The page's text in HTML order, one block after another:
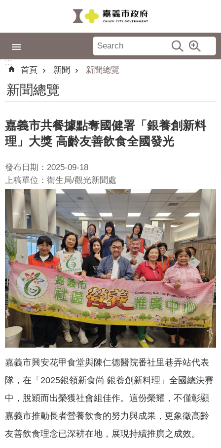
政
專
區
城
品
牌
識
嘉
義
新
聞
活
動
公
告
機
關
網
站
便
民
服
絡
:::
首頁
新聞 新聞總覽
新聞總覽
嘉義市共餐據點奪國健署「銀養創新料
理」大獎 高齡友善飲食全國發光
發布日期：2025-09-18
上稿單位：衛生局/觀光新聞處
嘉義市興安花甲食堂與陳仁德醫院番社里巷弄站代表
隊，在「2025銀領新食尚 銀養創新料理」全國總決賽
中，脫穎而出榮獲社會組佳作。這份榮耀，不僅彰顯
嘉義市推動長者營養飲食的努力與成果，更象徵高齡
友善飲食理念已深耕在地，展現持續推廣之成效。